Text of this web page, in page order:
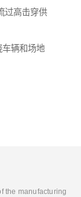
过高击穿供
车辆和场地
the manufacturing